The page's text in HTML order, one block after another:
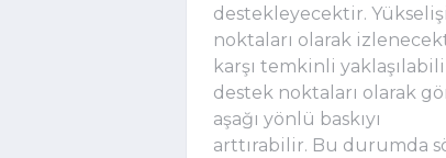
destekleyecektir.
noktaları olarak
karşı temkinli
destek noktaları olarak
aşağı yönlü baskıyı
arttırabilir. Bu durumda